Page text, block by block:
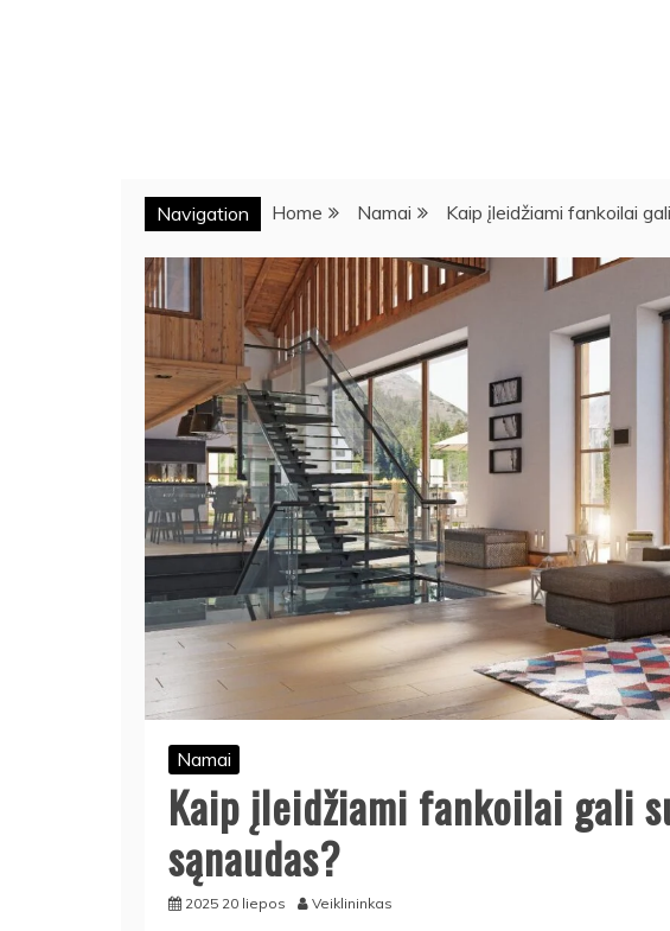
Navigation Home Namai Kaip įleidžiami fankoilai
Namai
Kaip įleidžiami fankoilai gali
sąnaudas?
2025 20 liepos Veiklininkas